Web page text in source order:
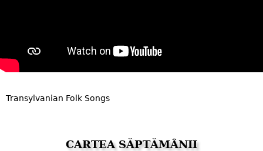
Transylvanian Folk Songs
CARTEA SĂPTĂMÂNII